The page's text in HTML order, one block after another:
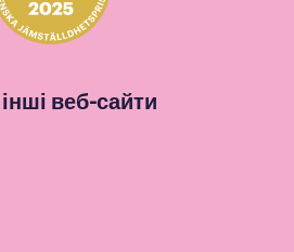
веб-сайти